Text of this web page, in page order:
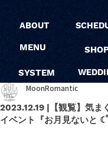
ABOUT
MENU
SYSTEM
2023.12.19 |【観覧】気ま
イベント『お月見ないと ☾
MoonRomantic